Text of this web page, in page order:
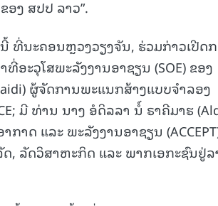
ງ ສປປ ລາວ”.
ທີ່ນະຄອນຫຼວງວຽງຈັນ, ຮ່ວມກ່າວເປີດ
ະວຸໂສພະລັງງານອາຊຽນ (SOE) ຂອງ
ຜູ້ຈັດການພະແນກສ້າງແບບຈໍາລອງ
ມີ ທ່ານ ນາງ ອໍດິລລາ ນໍ໌ ຣາຄີມາຮ
າດ ແລະ ພະລັງງານອາຊຽນ
ລັດວິສາຫະກິດ ແລະ ພາກເອກະຊົນຢູ່ລ
15.040(07-08-